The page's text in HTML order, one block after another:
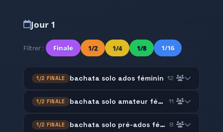
Jour 1
Filtrer : Finale 1/2 1/4 1/8 1/16
1/2 FINALE bachata solo ados féminin 12
1/2 FINALE bachata solo amateur féminin 11
1/2 FINALE bachata solo pré-ados féminin 8